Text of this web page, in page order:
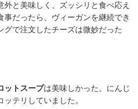
外と美味しく、ズッシリと食べ応え
事だったら、ヴィーガンを継続でき
グで注文したチーズは微妙だった
ットスープは美味しかった。にんじ
テリしていました。